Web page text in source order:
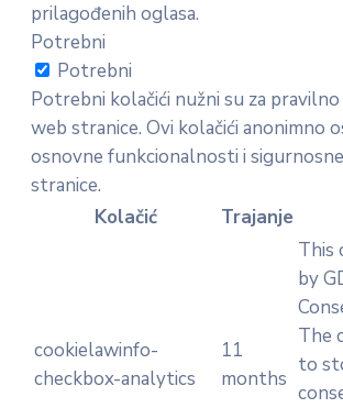
prilagođenih oglasa.
Potrebni
Potrebni
Potrebni kolačići nužni su za
web stranice. Ovi kolačići anonimno
osnovne funkcionalnosti i
stranice.
Kolačić
Trajanje
cookielawinfo-
checkbox-analytics
11
months
This
by
The
to